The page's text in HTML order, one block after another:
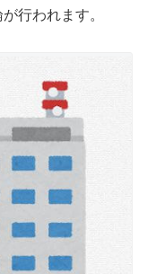
行われます。